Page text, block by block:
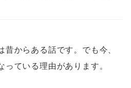
昔からある話です。でも今、
っている理由があります。